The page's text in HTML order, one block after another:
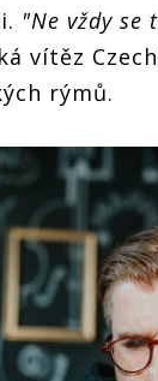
"Ne vždy se
vítěz
rýmů.